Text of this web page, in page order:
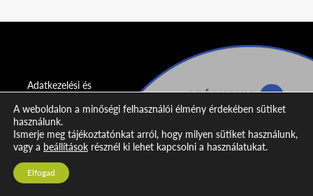
Adatkezelési és
nyilatkozat
Impresszum
Kapcsolat
A weboldalon a minőségi felhasználói élmény érdekében sütiket
használunk.
Ismerje meg tájékoztatónkat arról, hogy milyen sütiket használunk,
vagy a beállítások résznél ki lehet kapcsolni a használatukat.
Elfogad